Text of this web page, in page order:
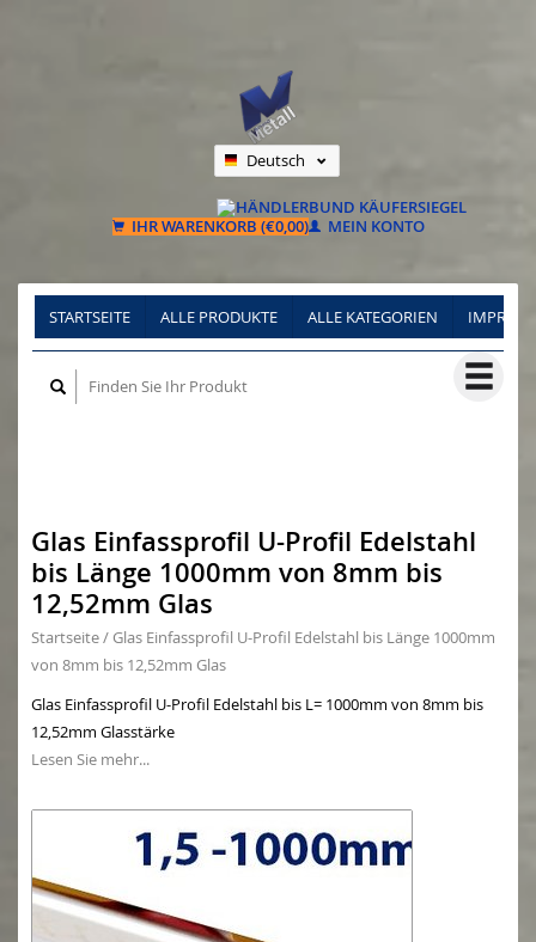
Deutsch
Français
IHR WARENKORB (€0,00) MEIN KONTO
STARTSEITE ALLE PRODUKTE ALLE KATEGORIEN
Glas Einfassprofil U-Profil Edelstahl
bis Länge 1000mm von 8mm bis
12,52mm Glas
Startseite/ Glas Einfassprofil U-Profil Edelstahl bis Länge 1000mm
von 8mm bis 12,52mm Glas
Glas Einfassprofil U-Profil Edelstahl bis L= 1000mm von 8mm bis
12,52mm Glasstärke
Lesen Sie mehr...